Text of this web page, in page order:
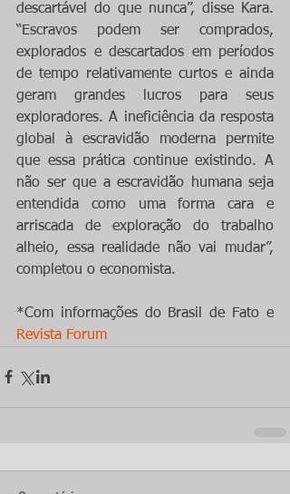
descartável do que nunca”, disse Kara.
“Escravos podem ser comprados,
explorados e descartados em períodos
de tempo relativamente curtos e ainda
geram grandes lucros para seus
exploradores. A ineficiência da resposta
global à escravidão moderna permite
que essa prática continue existindo. A
não ser que a escravidão humana seja
entendida como uma forma cara e
arriscada de exploração do trabalho
alheio, essa realidade não vai mudar”,
completou o economista.
Revista Forum